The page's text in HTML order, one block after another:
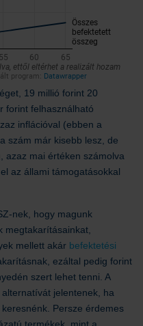
19 millió forint 20
forint felhasználható
inflációval (ebben a
szám már kisebb lesz, de
azaz mai értéken számolva
az állami támogatásokkal
nek, hogy magunk
megtakarításainkat,
mellett akár befektetési
ezáltal pedig forint
szert lehet tenni. A
jelentenek, ha
Persze érdemes